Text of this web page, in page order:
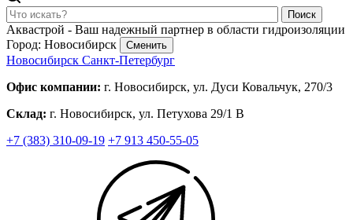
Поиск
Аквастрой - Ваш надежный партнер в области гидроизоляции
Город: Новосибирск
Сменить
Новосибирск Санкт-Петербург
Офис компании: г. Новосибирск, ул. Дуси Ковальчук, 270/3
Склад: г. Новосибирск, ул. Петухова 29/1 В
+7 (383) 310-09-19 +7 913 450-55-05